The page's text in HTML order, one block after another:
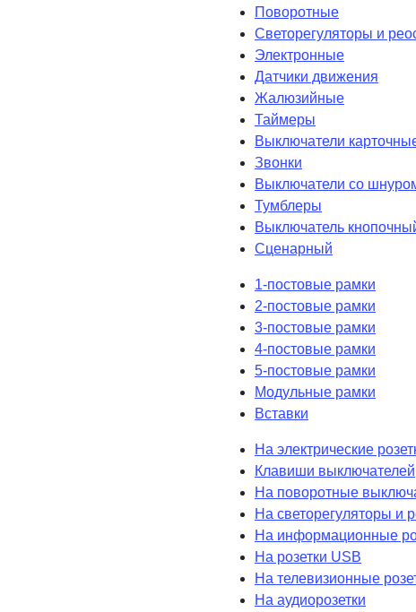
Поворотные
Светорегуляторы и
Электронные
Датчики движения
Жалюзийные
Таймеры
Выключатели
Звонки
Выключатели со
Тумблеры
Выключатель
Сценарный
1-постовые рамки
2-постовые рамки
3-постовые рамки
4-постовые рамки
5-постовые рамки
Модульные рамки
Вставки
На электрические
Клавиши выключателей
На поворотные
На светорегуляторы и
На информационные
На розетки USB
На телевизионные
На аудиорозетки